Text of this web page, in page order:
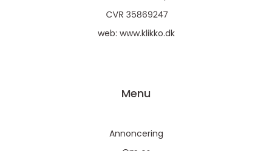
web: www.klikko.dk
Menu
Annoncering